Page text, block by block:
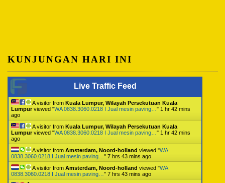
KUNJUNGAN HARI INI
Live Traffic Feed
A visitor from Kuala Lumpur, Wilayah Persekutuan Kuala
Lumpurviewed "WA 0838.3060.0218 I Jual mesin paving… " 1 hr 42 mins
ago
A visitor from Kuala Lumpur, Wilayah Persekutuan Kuala
Lumpurviewed "WA 0838.3060.0218 I Jual mesin paving… " 1 hr 42 mins
ago
A visitor from Amsterdam, Noord-holland viewed "WA
0838.3060.0218 I Jual mesin paving… " 7 hrs 43 mins ago
A visitor from Amsterdam, Noord-holland viewed "WA
0838.3060.0218 I Jual mesin paving… " 7 hrs 43 mins ago